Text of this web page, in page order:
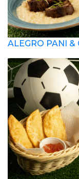
ALEGRO PANI &